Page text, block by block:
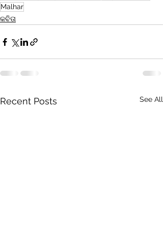
Malhar
କବିତା
Recent Posts See All